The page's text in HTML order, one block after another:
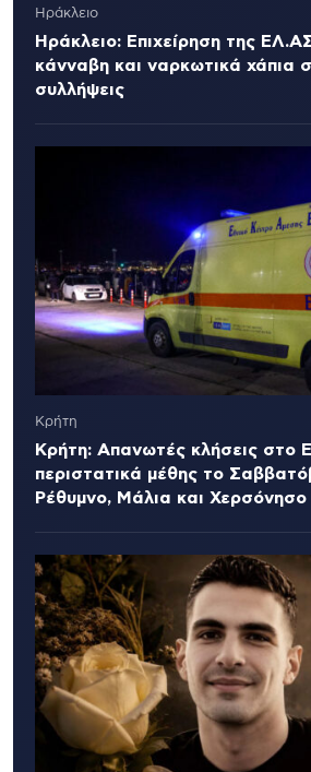
Ηράκλειο
Ηράκλειο: Επιχείρηση της
κάνναβη και ναρκωτικά χάπια
συλλήψεις
Κρήτη
Κρήτη: Απανωτές κλήσεις στο
περιστατικά μέθης το
Ρέθυμνο, Μάλια και Χερσόνησο